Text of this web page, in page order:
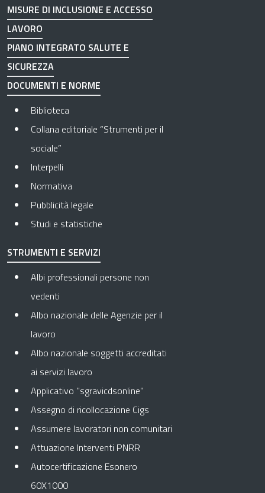
MISURE DI INCLUSIONE E ACCESSO
LAVORO
PIANO INTEGRATO SALUTE E
SICUREZZA
DOCUMENTI E NORME
Biblioteca
Collana editoriale “Strumenti per il
sociale”
Interpelli
Normativa
Pubblicità legale
Studi e statistiche
STRUMENTI E SERVIZI
Albi professionali persone non
vedenti
Albo nazionale delle Agenzie per il
lavoro
Albo nazionale soggetti accreditati
ai servizi lavoro
Applicativo "sgravicdsonline"
Assegno di ricollocazione Cigs
Assumere lavoratori non comunitari
Attuazione Interventi PNRR
Autocertificazione Esonero
60X1000